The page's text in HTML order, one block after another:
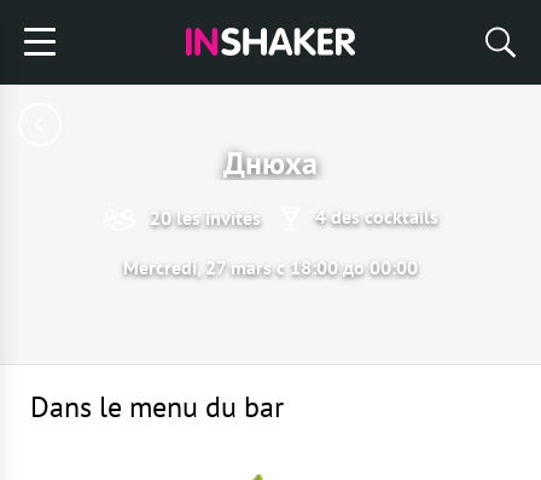
Днюха
20 les invités 4 des cocktails
Mercredi, 27 mars с 18:00 до 00:00
Dans le menu du bar